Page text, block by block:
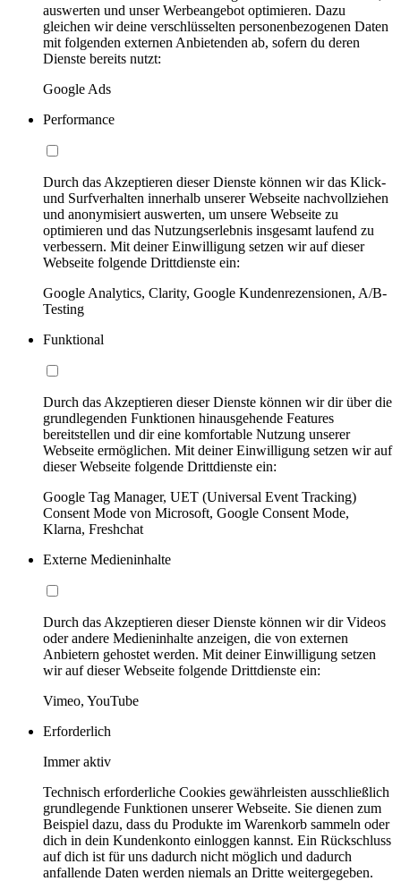
auswerten und unser Werbeangebot optimieren. Dazu
gleichen wir deine verschlüsselten personenbezogenen Daten
mit folgenden externen Anbietenden ab, sofern du deren
Dienste bereits nutzt:
Google Ads
Performance
Durch das Akzeptieren dieser Dienste können wir das Klick-
und Surfverhalten innerhalb unserer Webseite nachvollziehen
und anonymisiert auswerten, um unsere Webseite zu
optimieren und das Nutzungserlebnis insgesamt laufend zu
verbessern. Mit deiner Einwilligung setzen wir auf dieser
Webseite folgende Drittdienste ein:
Google Analytics, Clarity, Google Kundenrezensionen, A/B-
Testing
Funktional
Durch das Akzeptieren dieser Dienste können wir dir über die
grundlegenden Funktionen hinausgehende Features
bereitstellen und dir eine komfortable Nutzung unserer
Webseite ermöglichen. Mit deiner Einwilligung setzen wir auf
dieser Webseite folgende Drittdienste ein:
Google Tag Manager, UET (Universal Event Tracking)
Consent Mode von Microsoft, Google Consent Mode,
Klarna, Freshchat
Externe Medieninhalte
Durch das Akzeptieren dieser Dienste können wir dir Videos
oder andere Medieninhalte anzeigen, die von externen
Anbietern gehostet werden. Mit deiner Einwilligung setzen
wir auf dieser Webseite folgende Drittdienste ein:
Vimeo, YouTube
Erforderlich
Immer aktiv
Technisch erforderliche Cookies gewährleisten ausschließlich
grundlegende Funktionen unserer Webseite. Sie dienen zum
Beispiel dazu, dass du Produkte im Warenkorb sammeln oder
dich in dein Kundenkonto einloggen kannst. Ein Rückschluss
auf dich ist für uns dadurch nicht möglich und dadurch
anfallende Daten werden niemals an Dritte weitergegeben.